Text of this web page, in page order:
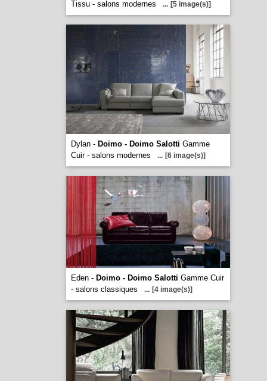
Tissu - salons modernes
... [5 image(s)]
Dylan - Doimo - Doimo Salotti Gamme
Cuir - salons modernes
... [6 image(s)]
Eden - Doimo - Doimo Salotti Gamme Cuir
- salons classiques
... [4 image(s)]